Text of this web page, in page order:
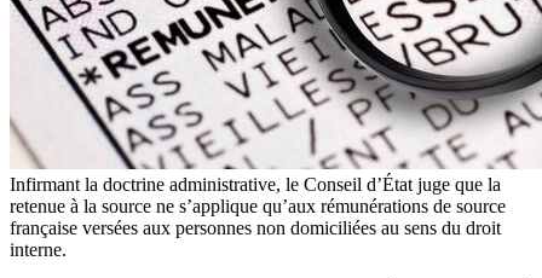
Infirmant la doctrine administrative, le Conseil d’État juge que la
retenue à la source ne s’applique qu’aux rémunérations de source
française versées aux personnes non domiciliées au sens du droit
interne.